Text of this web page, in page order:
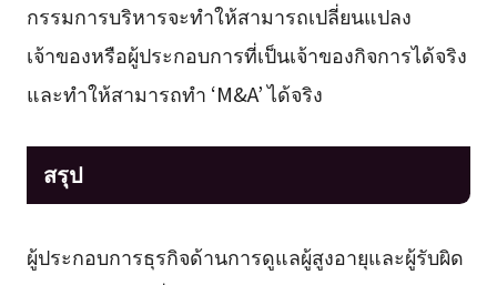
กรรมการบริหารจะทำให้สามารถเปลี่ยนแปลง
เจ้าของหรือผู้ประกอบการที่เป็นเจ้าของกิจการได้จริง
และทำให้สามารถทำ ‘M&A’ ได้จริง
สรุป
ผู้ประกอบการธุรกิจด้านการดูแลผู้สูงอายุและผู้รับผิด